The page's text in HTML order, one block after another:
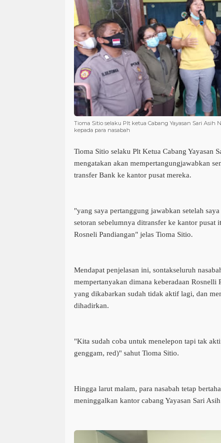
Tioma Sitio selaku Plt ketua Cabang Yayasan Sari Asih
kepada para nasabah
Tioma Sitio selaku Plt Ketua Cabang Yayasan
mengatakan akan mempertangungjawabkan
transfer Bank ke kantor pusat mereka.
"yang saya pertanggung jawabkan setelah
setoran sebelumnya ditransfer ke kantor
Rosneli Pandiangan" jelas Tioma Sitio.
Mendapat penjelasan ini, sontakseluruh
mempertanyakan dimana keberadaan Rosnelli
yang dikabarkan sudah tidak aktif lagi, dan
dihadirkan.
"Kita sudah coba untuk menelepon tapi tak
genggam, red)" sahut Tioma Sitio.
Hingga larut malam, para nasabah tetap
meninggalkan kantor cabang Yayasan Sari